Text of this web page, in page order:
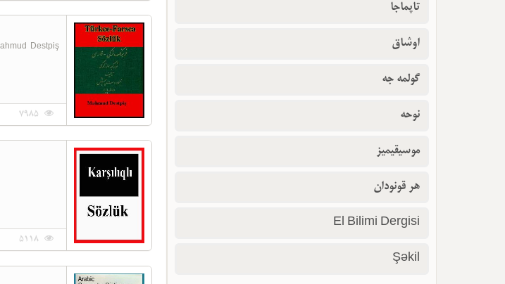
7985
5118
تاپماجا
اوشاق
گولمه جه
نوحه
موسیقیمیز
هر قونودان
El Bilimi Dergisi
Şəkil